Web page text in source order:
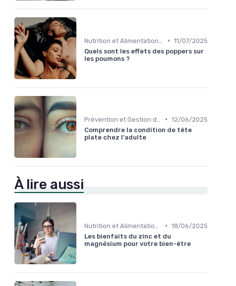
• 11/07/2025
Quels sont les effets des poppers sur
les poumons ?
• 12/06/2025
Comprendre la condition de tête
plate chez l'adulte
À lire aussi
• 18/06/2025
Les bienfaits du zinc et du
magnésium pour votre bien-être